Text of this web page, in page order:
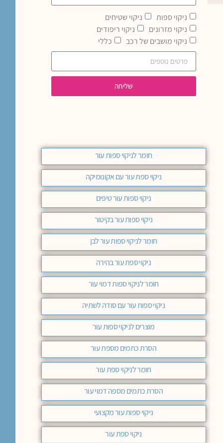
ניקוי ספות
ניקוי שטיחים
ניקוי מזרונים
ניקוי ריפודים
ניקוי מושבים של רכב
כללי
שליחה
חומר לניקוי ספות עור
ניקוי ספת עור עם אקונומיקה
ניקוי ספות עור טיפים
ניקוי ספות עור בקיטור
חומר לניקוי ספות עור לבן
ניקוי ספת עור בהירה
חומר לניקוי ספות דמוי עור
ניקוי ספות עור עם סודה לשתיה
מוצרים לניקוי ספות עור
הסרת כתמים מספת עור
חומר לניקוי ספת עור
הסרת כתמים מספה דמוי עור
ניקוי ספות עור מקצועי
ניקוי ספת עור